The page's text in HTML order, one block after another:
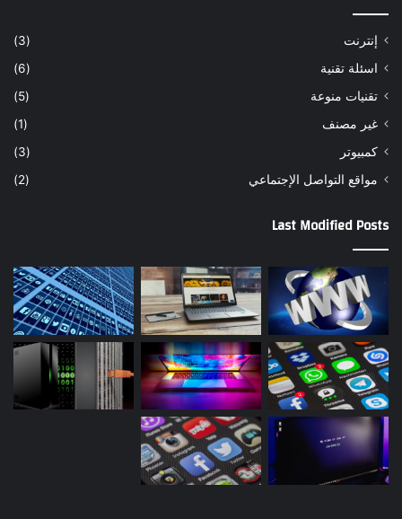
إنترنت
(3)
اسئلة تقنية
(6)
تقنيات منوعة
(5)
غير مصنف
(1)
كمبيوتر
(3)
مواقع التواصل اﻹجتماعي
(2)
Last Modified Posts